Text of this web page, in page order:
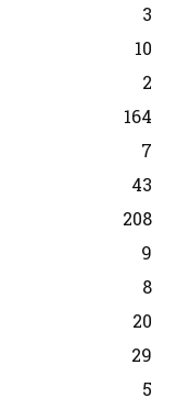
3
10
2
164
7
43
208
9
8
20
29
5